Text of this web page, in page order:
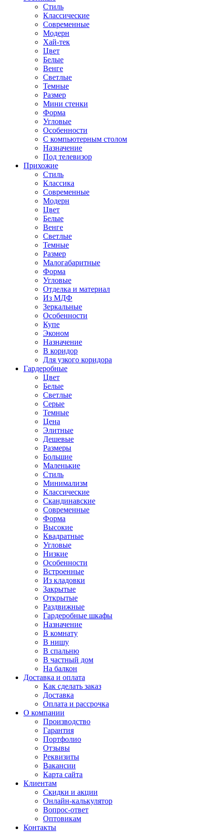
Стиль
Классические
Современные
Модерн
Хай-тек
Цвет
Белые
Венге
Светлые
Темные
Размер
Мини стенки
Форма
Угловые
Особенности
С компьютерным столом
Назначение
Под телевизор
Прихожие
Стиль
Классика
Современные
Модерн
Цвет
Белые
Венге
Светлые
Темные
Размер
Малогабаритные
Форма
Угловые
Отделка и материал
Из МДФ
Зеркальные
Особенности
Купе
Эконом
Назначение
В коридор
Для узкого коридора
Гардеробные
Цвет
Белые
Светлые
Серые
Темные
Цена
Элитные
Дешевые
Размеры
Большие
Маленькие
Стиль
Минимализм
Классические
Скандинавские
Современные
Форма
Высокие
Квадратные
Угловые
Низкие
Особенности
Встроенные
Из кладовки
Закрытые
Открытые
Раздвижные
Гардеробные шкафы
Назначение
В комнату
В нишу
В спальню
В частный дом
На балкон
Доставка и оплата
Как сделать заказ
Доставка
Оплата и рассрочка
О компании
Производство
Гарантия
Портфолио
Отзывы
Реквизиты
Вакансии
Карта сайта
Клиентам
Скидки и акции
Онлайн-калькулятор
Вопрос-ответ
Оптовикам
Контакты